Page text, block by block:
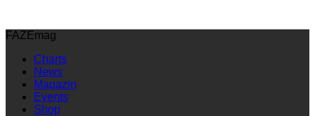
FAZEmag
Charts
News
Magazin
Events
Shop